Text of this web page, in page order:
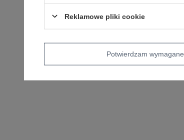
Reklamowe pliki cookie
Potwierdzam wymagane